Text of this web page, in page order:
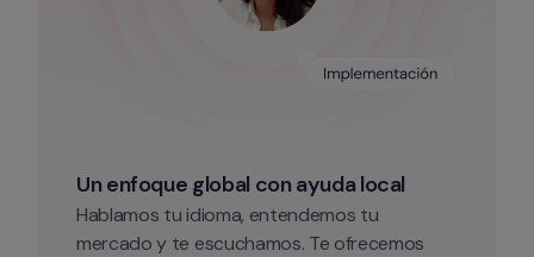
Un enfoque global con ayuda local
Hablamos tu idioma, entendemos tu
mercado y te escuchamos. Te ofrecemos